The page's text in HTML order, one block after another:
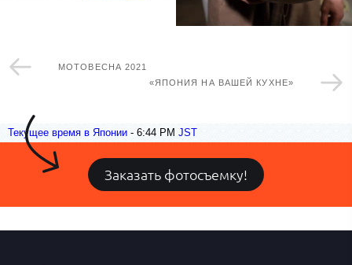
МОТОВЕСНА 2021
«ЯПОНИЯ НА ВАШЕЙ КУХНЕ»
Текущее время в Японии - 6:44 PM JST
Заказать фотосъемку!